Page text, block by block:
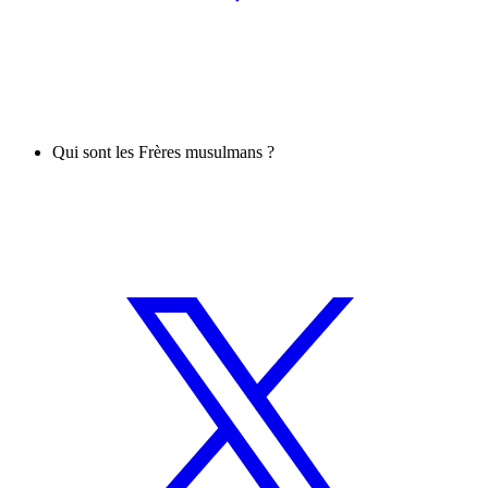
Qui sont les Frères musulmans ?